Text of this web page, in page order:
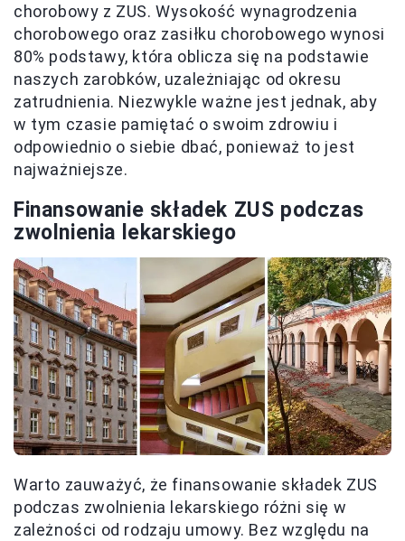
chorobowy z ZUS. Wysokość wynagrodzenia
chorobowego oraz zasiłku chorobowego wynosi
80% podstawy, która oblicza się na podstawie
naszych zarobków, uzależniając od okresu
zatrudnienia. Niezwykle ważne jest jednak, aby
w tym czasie pamiętać o swoim zdrowiu i
odpowiednio o siebie dbać, ponieważ to jest
najważniejsze.
Finansowanie składek ZUS podczas
zwolnienia lekarskiego
Warto zauważyć, że finansowanie składek ZUS
podczas zwolnienia lekarskiego różni się w
zależności od rodzaju umowy. Bez względu na